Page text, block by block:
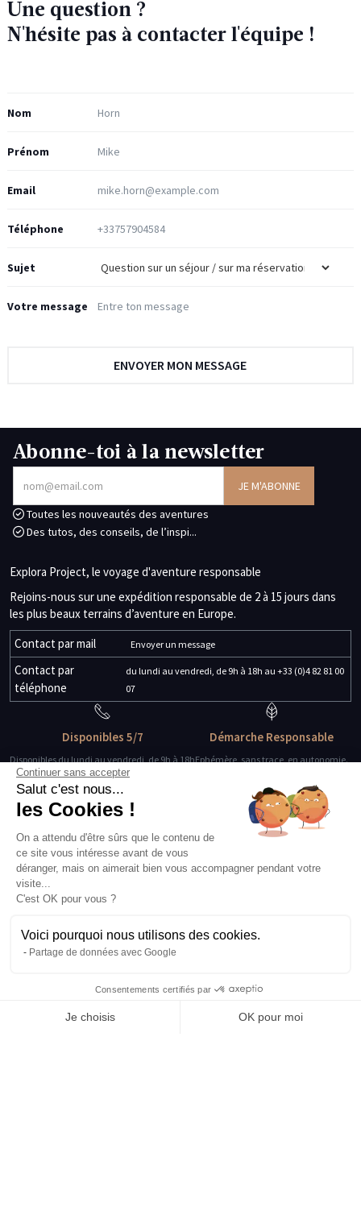
Une question ?
N'hésite pas à contacter l'équipe !
Nom
Prénom
Email
Téléphone
Sujet
Votre message
Abonne-toi à la newsletter
Toutes les nouveautés des aventures
Des tutos, des conseils, de l’inspi...
Explora Project, le voyage d'aventure responsable
Rejoins-nous sur une expédition responsable de 2 à 15 jours dans
les plus beaux terrains d’aventure en Europe.
Contact par mail
Envoyer un message
Contact par
téléphone
du lundi au vendredi, de 9h à 18h au +33 (0)4 82 81 00
07
Disponibles 5/7
Disponibles du lundi au vendredi, de 9h à 18h
Des guides-explorateurs
Démarche Responsable
Ephémère, sans trace, en autonomie.
Matériel de qualité
Testé, éprouvé, certifié.
À propos
Conditions générales de vente
Conditions générales d'utilisation
Services
Continuer sans accepter
Salut c'est nous...
les Cookies !
On a attendu d'être sûrs que le contenu de
ce site vous intéresse avant de vous
déranger, mais on aimerait bien vous accompagner pendant votre
visite...
C'est OK pour vous ?
Voici pourquoi nous utilisons des cookies.
Partage de données avec Google
Consentements certifiés par
Je choisis
OK pour moi